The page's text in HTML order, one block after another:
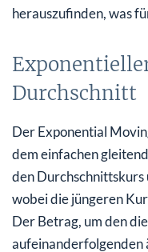
herauszufinden, was
Durchschnitt
Der Exponential
dem einfachen
den
wobei die jüngeren
Der Betrag, um den